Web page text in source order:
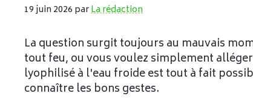
19 juin 2026 parLa rédaction
La question surgit toujours au mauvais
tout feu, ou vous voulez simplement
lyophilisé à l'eau froide est tout à fait
connaître les bons gestes.